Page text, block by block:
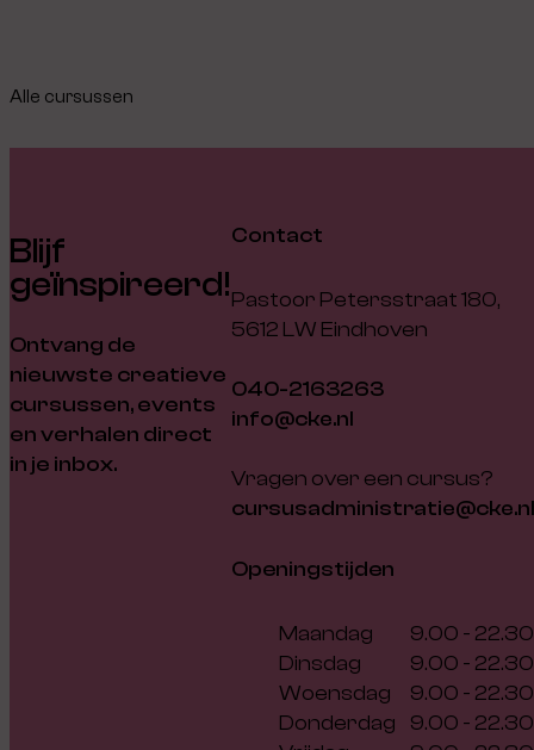
Alle cursussen
Blijf
geïnspireerd!
Ontvang de
nieuwste creatieve
cursussen, events
en verhalen direct
in je inbox.
Contact
Pastoor Petersstraat 180,
5612 LW Eindhoven
040-2163263
info@cke.nl
Vragen over een cursus?
cursusadministratie@cke.nl
Openingstijden
Maandag
9.00 - 22.30
Dinsdag
9.00 - 22.30
Woensdag
9.00 - 22.30
Donderdag
9.00 - 22.30